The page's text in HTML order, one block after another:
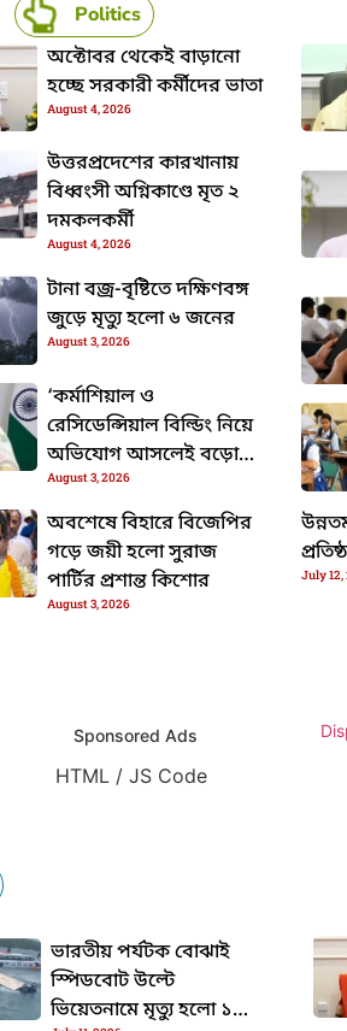
Politics
অক্টোবর থেকেই বাড়ানো
হচ্ছে সরকারী কর্মীদের ভাতা
August 4, 2026
উত্তরপ্রদেশের কারখানায়
বিধ্বংসী অগ্নিকাণ্ডে মৃত ২
দমকলকর্মী
August 4, 2026
টানা বজ্র-বৃষ্টিতে দক্ষিণবঙ্গ
জুড়ে মৃত্যু হলো ৬ জনের
August 3, 2026
‘কর্মাশিয়াল ও
রেসিডেন্সিয়াল বিল্ডিং নিয়ে
অভিযোগ আসলেই বড়ো
পেনাল্টি দেওয়া হবে,’
ঘোষণা নগরোন্নয়ন মন্ত্রীর
August 3, 2026
অবশেষে বিহারে বিজেপির
গড়ে জয়ী হলো সুরাজ
পার্টির প্রশান্ত কিশোর
August 3, 2026
July 12,
Sponsored Ads
HTML / JS Code
ভারতীয় পর্যটক বোঝাই
স্পিডবোট উল্টে
ভিয়েতনামে মৃত্যু হলো ১৫